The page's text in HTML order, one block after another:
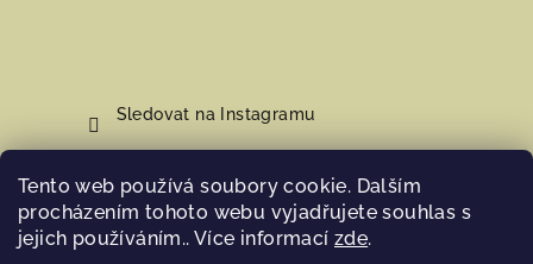
Tento web používá soubory cookie. Dalším
procházením tohoto webu vyjadřujete souhlas s
jejich používáním.. Více informací zde.
Sledovat na Instagramu
Nákupní košík